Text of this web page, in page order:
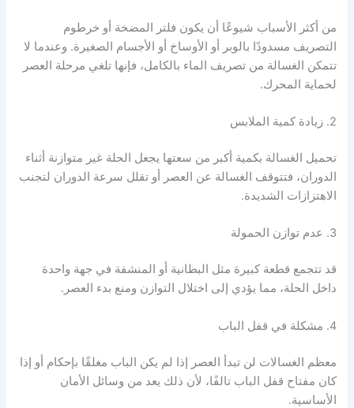
من أكثر الأسباب شيوعًا أن يكون فلتر المضخة أو خرطوم
التصريف مسدودًا بالوبر أو الأوساخ أو الأجسام الصغيرة. وعندما لا
تتمكن الغسالة من تصريف الماء بالكامل، فإنها تلغي مرحلة العصر
لحماية المحرك.
2. زيادة كمية الملابس
تحميل الغسالة بكمية أكبر من سعتها يجعل الحلة غير متوازنة أثناء
الدوران، فتتوقف الغسالة عن العصر أو تقلل سرعة الدوران لتجنب
الاهتزازات الشديدة.
3. عدم توازن الحمولة
قد تتجمع قطعة كبيرة مثل البطانية أو المنشفة في جهة واحدة
داخل الحلة، مما يؤدي إلى اختلال التوازن ومنع بدء العصر.
4. مشكلة في قفل الباب
معظم الغسالات لن تبدأ العصر إذا لم يكن الباب مغلقًا بإحكام أو إذا
كان مفتاح قفل الباب تالفًا، لأن ذلك يعد من وسائل الأمان
الأساسية.